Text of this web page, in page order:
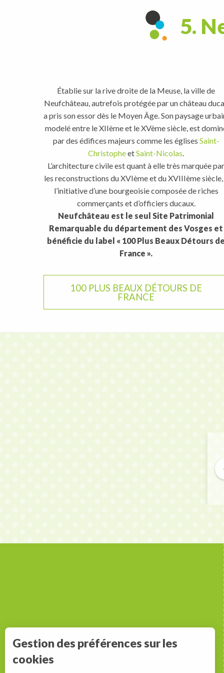
5.
Établie sur la rive droite de la Meuse, la ville de
Neufchâteau, autrefois protégée par un château
a pris son essor dès le Moyen Âge. Son paysage
modelé entre le XIIème et le XVème siècle, est
par des édifices majeurs comme les églises Saint-
ChristopheetSaint-Nicolas.
L’architecture civile est quant à elle très marquée par
les reconstructions du XVIème et du XVIIIème siècle,
l’initiative d’une bourgeoisie composée de riches
commerçants et d’officiers ducaux.
Neufchâteau est le seul Site Patrimonial
Remarquable du département des Vosges et
bénéficie du label « 100 Plus Beaux Détours
France ».
100 PLUS BEAUX DÉTOURS DE
FRANCE
Gestion des préférences sur les
cookies